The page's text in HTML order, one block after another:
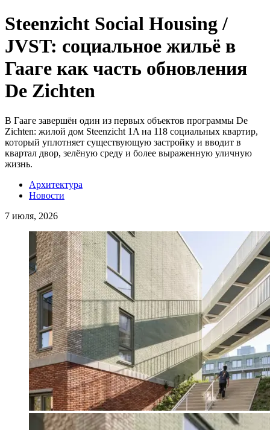
Steenzicht Social Housing /
JVST: социальное жильё в
Гааге как часть обновления
De Zichten
В Гааге завершён один из первых объектов программы De
Zichten: жилой дом Steenzicht 1A на 118 социальных квартир,
который уплотняет существующую застройку и вводит в
квартал двор, зелёную среду и более выраженную уличную
жизнь.
Архитектура
Новости
7 июля, 2026